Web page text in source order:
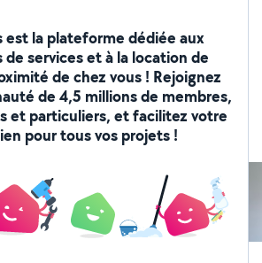
est la plateforme dédiée aux
services et à la location de
de chez vous ! Rejoignez
de 4,5 millions de membres,
et particuliers, et facilitez votre
pour tous vos projets !